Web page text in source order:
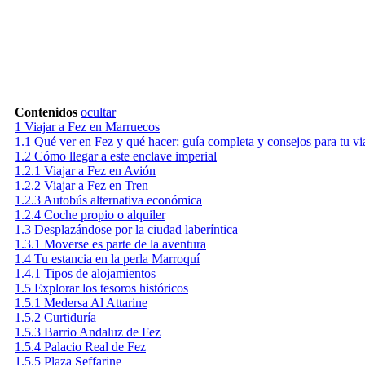
Contenidos ocultar
1 Viajar a Fez en Marruecos
1.1 Qué ver en Fez y qué hacer: guía completa y consejos para tu
1.2 Cómo llegar a este enclave imperial
1.2.1 Viajar a Fez en Avión
1.2.2 Viajar a Fez en Tren
1.2.3Autobús alternativa económica
1.2.4 Coche propio o alquiler
1.3 Desplazándose por la ciudad laberíntica
1.3.1 Moverse es parte de la aventura
1.4 Tu estancia en la perla Marroquí
1.4.1 Tipos de alojamientos
1.5 Explorar los tesoros históricos
1.5.1 Medersa Al Attarine
1.5.2 Curtiduría
1.5.3 Barrio Andaluz de Fez
1.5.4 Palacio Real de Fez
1.5.5 Plaza Seffarine